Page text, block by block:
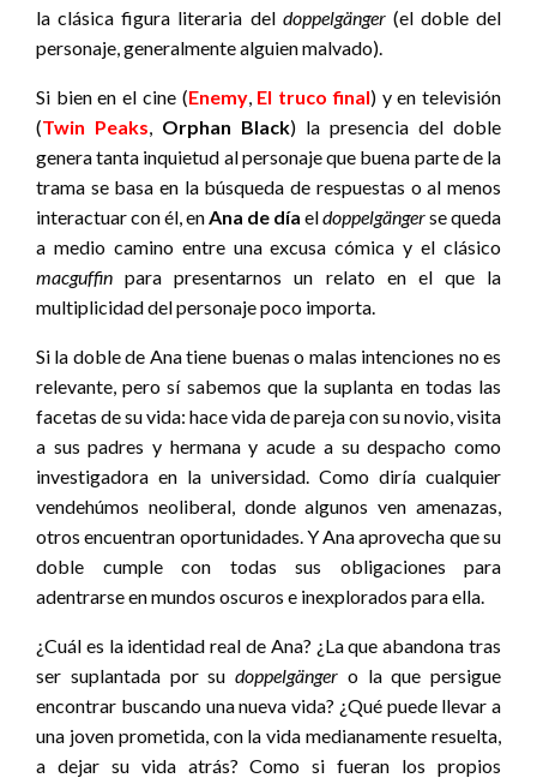
la clásica figura literaria del doppelgänger(el doble del
personaje, generalmente alguien malvado).
Si bien en el cine (Enemy, El truco final) y en televisión
(Twin Peaks Orphan Black) la presencia del doble
genera tanta inquietud al personaje que buena parte de la
trama se basa en la búsqueda de respuestas o al menos
interactuar con él, en Ana de día eldoppelgängerse queda
a medio camino entre una excusa cómica y el clásico
macguffin para presentarnos un relato en el que la
multiplicidad del personaje poco importa.
Si la doble de Ana tiene buenas o malas intenciones no es
relevante, pero sí sabemos que la suplanta en todas las
facetas de su vida: hace vida de pareja con su novio, visita
a sus padres y hermana y acude a su despacho como
investigadora en la universidad. Como diría cualquier
vendehúmos neoliberal, donde algunos ven amenazas,
otros encuentran oportunidades. Y Ana aprovecha que su
doble cumple con todas sus obligaciones para
adentrarse en mundos oscuros e inexplorados para ella.
¿Cuál es la identidad real de Ana? ¿La que abandona tras
ser suplantada por su doppelgänger o la que persigue
encontrar buscando una nueva vida? ¿Qué puede llevar a
una joven prometida, con la vida medianamente resuelta,
a dejar su vida atrás? Como si fueran los propios